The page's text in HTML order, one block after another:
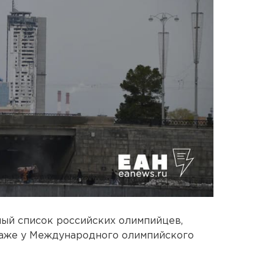
список российских олимпийцев,
у Международного олимпийского